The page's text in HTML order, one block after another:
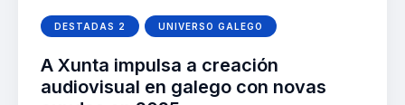
DESTADAS 2 UNIVERSO GALEGO
A Xunta impulsa a creación
audiovisual en galego con novas